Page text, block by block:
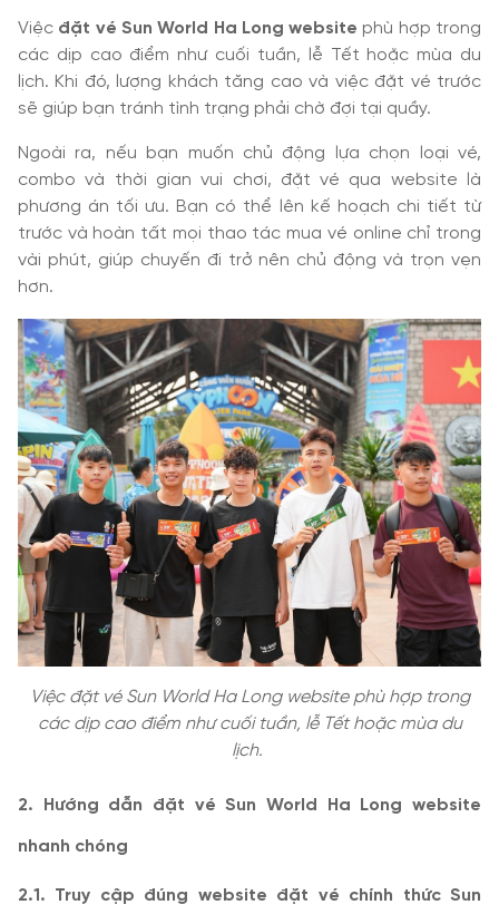
Việc đặt vé Sun World Ha Long website phù hợp trong
các dịp cao điểm như cuối tuần, lễ Tết hoặc mùa du
lịch. Khi đó, lượng khách tăng cao và việc đặt vé trước
sẽ giúp bạn tránh tình trạng phải chờ đợi tại quầy.
Ngoài ra, nếu bạn muốn chủ động lựa chọn loại vé,
combo và thời gian vui chơi, đặt vé qua website là
phương án tối ưu. Bạn có thể lên kế hoạch chi tiết từ
trước và hoàn tất mọi thao tác mua vé online chỉ trong
vài phút, giúp chuyến đi trở nên chủ động và trọn vẹn
hơn.
Việc đặt vé Sun World Ha Long website phù hợp trong
các dịp cao điểm như cuối tuần, lễ Tết hoặc mùa du
lịch.
2. Hướng dẫn đặt vé Sun World Ha Long website
nhanh chóng
2.1. Truy cập đúng website đặt vé chính thức Sun